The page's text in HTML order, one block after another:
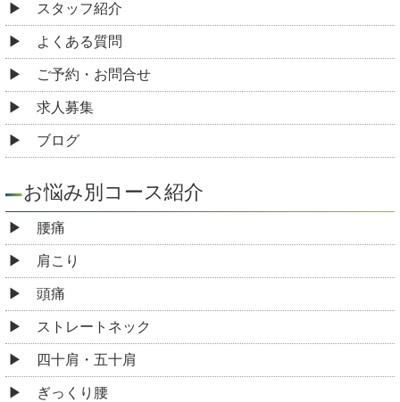
スタッフ紹介
よくある質問
ご予約・お問合せ
求人募集
ブログ
お悩み別コース紹介
腰痛
肩こり
頭痛
ストレートネック
四十肩・五十肩
ぎっくり腰